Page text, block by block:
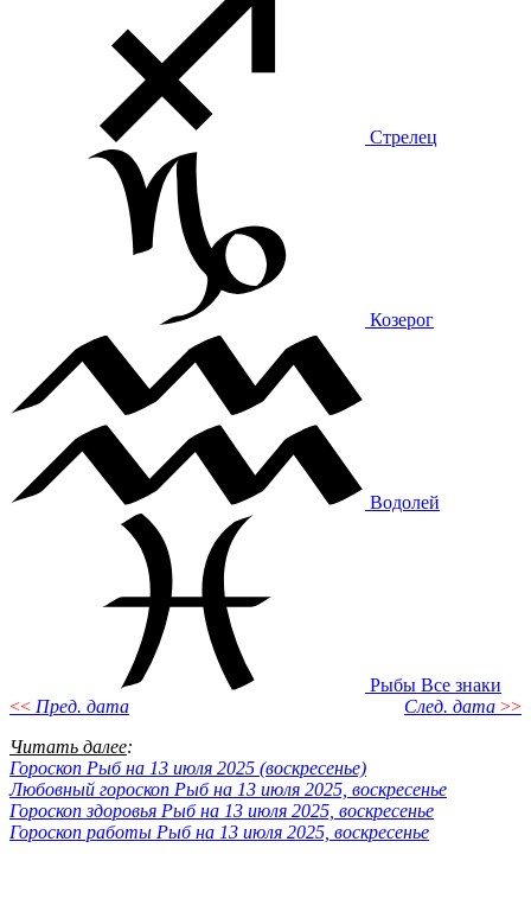
Стрелец
Козерог
Водолей
Рыбы Все знаки
<< Пред. дата След. дата >>
Читать далее:
Гороскоп Рыб на 13 июля 2025 (воскресенье)
Любовный гороскоп Рыб на 13 июля 2025, воскресенье
Гороскоп здоровья Рыб на 13 июля 2025, воскресенье
Гороскоп работы Рыб на 13 июля 2025, воскресенье